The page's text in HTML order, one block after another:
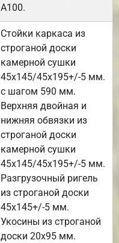
А100.
Стойки каркаса из
строганой доски
камерной сушки
45х145/45х195+/-5 мм.
с шагом 590 мм.
Верхняя двойная и
нижняя обвязки из
строганой доски
камерной сушки
45х145/45х195+/-5 мм.
Разгрузочный ригель
из строганой доски
45х145+/-5 мм.
Укосины из строганой
доски 20х95 мм.